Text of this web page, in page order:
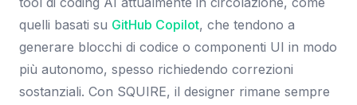
quelli basati su GitHub Copilot, che tendono a
generare blocchi di codice o componenti UI in modo
più autonomo, spesso richiedendo correzioni
sostanziali. Con SQUIRE, il designer rimane sempre